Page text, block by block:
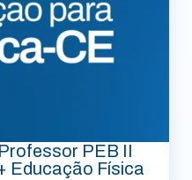
PEB II
Educação Física